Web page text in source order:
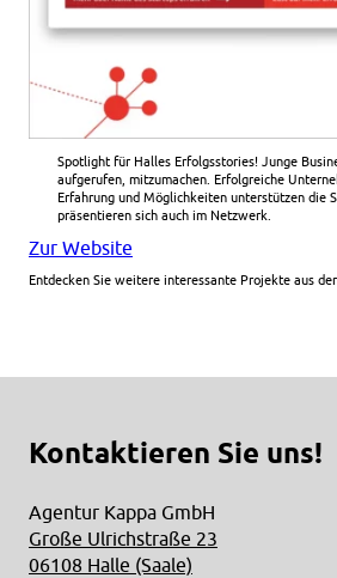
Spotlight für Halles Erfolgsstories! Junge
aufgerufen, mitzumachen. Erfolgreiche
Erfahrung und Möglichkeiten unterstützen die
präsentieren sich auch im Netzwerk.
Zur Website
Entdecken Sie weitere interessante Projekte aus der
Kontaktieren Sie uns!
Agentur Kappa GmbH
Große Ulrichstraße 23
06108 Halle (Saale)